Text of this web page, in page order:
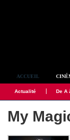
ACCUEIL
Actualité De A
My